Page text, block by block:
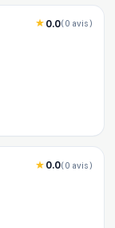
0.0(0 avis)
0.0(0 avis)